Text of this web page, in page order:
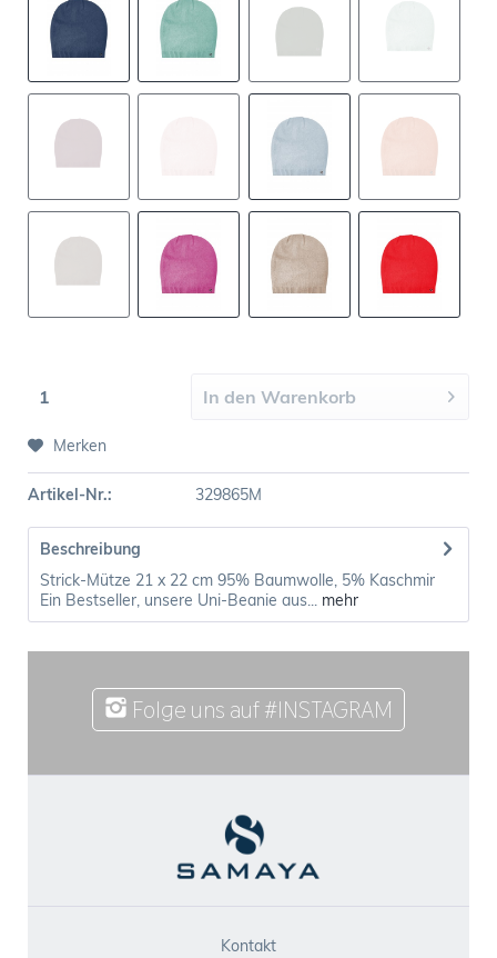
In den Warenkorb
Merken
Artikel-Nr.: 329865M
Beschreibung
Strick-Mütze 21 x 22 cm 95% Baumwolle, 5% Kaschmir
Ein Bestseller, unsere Uni-Beanie aus... mehr
Folge uns auf #INSTAGRAM
Kontakt